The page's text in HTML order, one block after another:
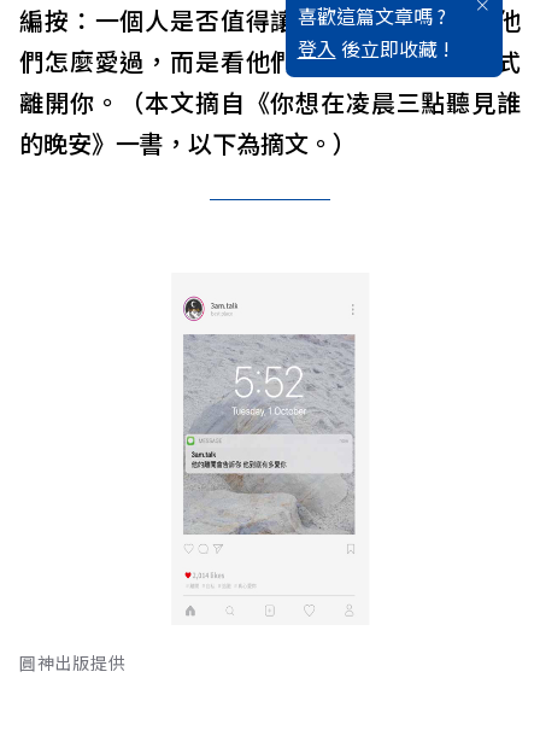
喜歡這篇文章嗎 ?
登入 後立即收藏 !
編按：一個人是否值得讓別人去等，不是看他
們怎麼愛過，而是看他們選擇用什麼樣的方式
離開你。（本文摘自《你想在凌晨三點聽見誰
的晚安》一書，以下為摘文。）
圓神出版提供